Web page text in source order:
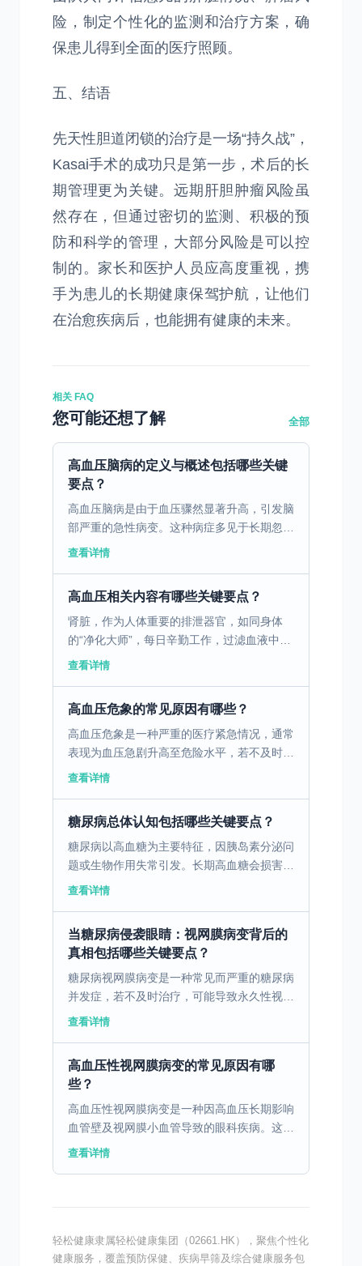
险，制定个性化的监测和治疗方案，确
保患儿得到全面的医疗照顾。
五、结语
先天性胆道闭锁的治疗是一场“持久战”，
Kasai手术的成功只是第一步，术后的长
期管理更为关键。远期肝胆肿瘤风险虽
然存在，但通过密切的监测、积极的预
防和科学的管理，大部分风险是可以控
制的。家长和医护人员应高度重视，携
手为患儿的长期健康保驾护航，让他们
在治愈疾病后，也能拥有健康的未来。
相关 FAQ
您可能还想了解 全部
高血压脑病的定义与概述包括哪些关键
要点？
高血压脑病是由于血压骤然显著升高，引发脑
部严重的急性病变。这种病症多见于长期忽视
高血压治疗和生活方式不佳的人群，尤其是像
查看详情
高血压相关内容有哪些关键要点？
肾脏，作为人体重要的排泄器官，如同身体
的“净化大师”，每日辛勤工作，过滤血液中的
废物和多余水分，形成尿液排出体外。然而，
查看详情
高血压危象的常见原因有哪些？
高血压危象是一种严重的医疗紧急情况，通常
表现为血压急剧升高至危险水平，若不及时治
疗，可能导致脑卒中、心力衰竭等致命性并发
查看详情
糖尿病总体认知包括哪些关键要点？
糖尿病以高血糖为主要特征，因胰岛素分泌问
题或生物作用失常引发。长期高血糖会损害身
体各组织，如眼睛、肾脏、心脏、血管和神经
查看详情
当糖尿病侵袭眼睛：视网膜病变背后的
真相包括哪些关键要点？
糖尿病视网膜病变是一种常见而严重的糖尿病
并发症，若不及时治疗，可能导致永久性视力
损害。 一、识别糖尿病视网膜病变的早期症
查看详情
高血压性视网膜病变的常见原因有哪
些？
高血压性视网膜病变是一种因高血压长期影响
血管壁及视网膜小血管导致的眼科疾病。这种
病变主要表现为视网膜出血、缺血以及渗出等
查看详情
轻松健康隶属轻松健康集团（02661.HK），聚焦个性化
健康服务，覆盖预防保健、疾病早筛及综合健康服务包